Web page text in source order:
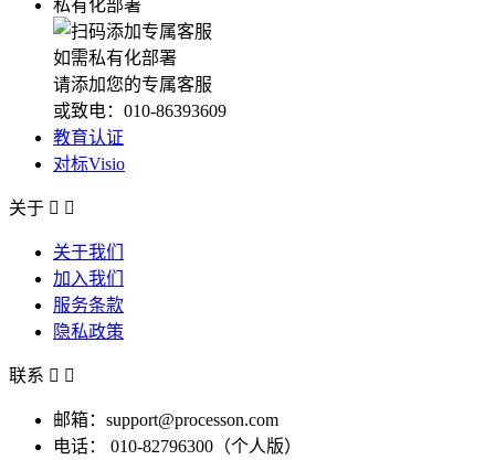
私有化部署
如需私有化部署
请添加您的专属客服
或致电：010-86393609
教育认证
对标Visio
关于  
关于我们
加入我们
服务条款
隐私政策
联系  
邮箱：support@processon.com
电话：
010-82796300（个人版）